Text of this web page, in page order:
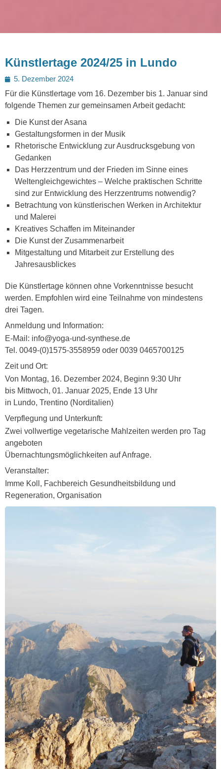
Künstlertage 2024/25 in Lundo
Posted
on
5. Dezember 2024
Für die Künstlertage vom 16. Dezember bis 1. Januar sind
folgende Themen zur gemeinsamen Arbeit gedacht:
Die Kunst der Asana
Gestaltungsformen in der Musik
Rhetorische Entwicklung zur Ausdrucksgebung von
Gedanken
Das Herzzentrum und der Frieden im Sinne eines
Weltengleichgewichtes – Welche praktischen Schritte
sind zur Entwicklung des Herzzentrums notwendig?
Betrachtung von künstlerischen Werken in Architektur
und Malerei
Kreatives Schaffen im Miteinander
Die Kunst der Zusammenarbeit
Mitgestaltung und Mitarbeit zur Erstellung des
Jahresausblickes
Die Künstlertage können ohne Vorkenntnisse besucht
werden. Empfohlen wird eine Teilnahme von mindestens
drei Tagen.
Anmeldung und Information:
E-Mail: info@yoga-und-synthese.de
Tel. 0049-(0)1575-3558959 oder 0039 0465700125
Zeit und Ort:
Von Montag, 16. Dezember 2024, Beginn 9:30 Uhr
bis Mittwoch, 01. Januar 2025, Ende 13 Uhr
in Lundo, Trentino (Norditalien)
Verpflegung und Unterkunft:
Zwei vollwertige vegetarische Mahlzeiten werden pro Tag
angeboten
Übernachtungsmöglichkeiten auf Anfrage.
Veranstalter:
Imme Koll, Fachbereich Gesundheitsbildung und
Regeneration, Organisation